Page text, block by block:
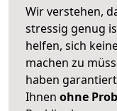
Wir verstehen,
stressig genug
helfen, sich
machen zu
haben
Ihnen ohne